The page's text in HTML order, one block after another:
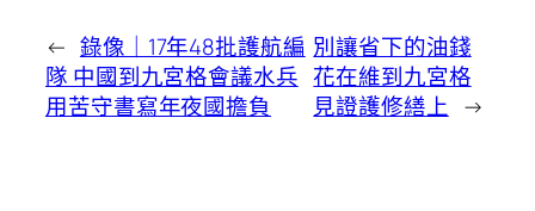
← 錄像｜17年48批護航編
隊 中國到九宮格會議水兵
用苦守書寫年夜國擔負
別讓省下的油錢
花在維到九宮格
見證護修繕上 →